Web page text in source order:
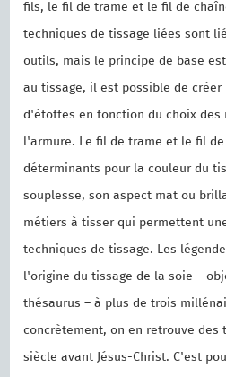
fils, le fil de trame et le fil de
techniques de tissage liées sont
outils, mais le principe de base
au tissage, il est possible de
d'étoffes en fonction du choix des
l'armure. Le fil de trame et le fil
déterminants pour la couleur du
souplesse, son aspect mat ou
métiers à tisser qui permettent
techniques de tissage. Les
l'origine du tissage de la soie –
thésaurus – à plus de trois
concrètement, on en retrouve des
siècle avant Jésus-Christ. C'est